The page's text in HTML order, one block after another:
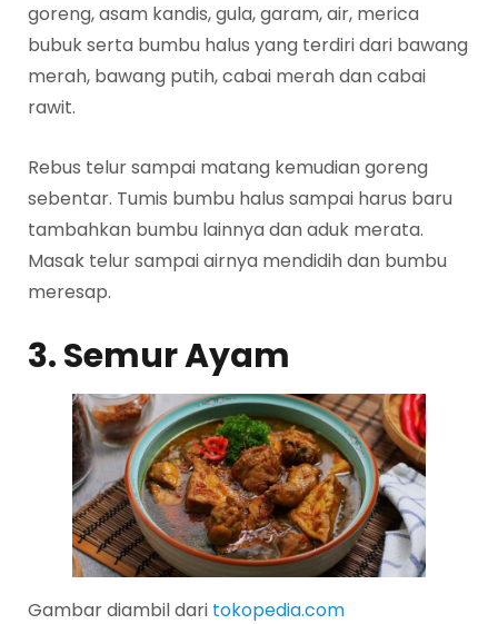
goreng, asam kandis, gula, garam, air, merica
bubuk serta bumbu halus yang terdiri dari bawang
merah, bawang putih, cabai merah dan cabai
rawit.
Rebus telur sampai matang kemudian goreng
sebentar. Tumis bumbu halus sampai harus baru
tambahkan bumbu lainnya dan aduk merata.
Masak telur sampai airnya mendidih dan bumbu
meresap.
3. Semur Ayam
Gambar diambil dari tokopedia.com